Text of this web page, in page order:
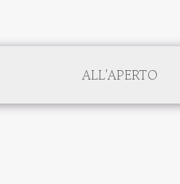
ALL'APERTO